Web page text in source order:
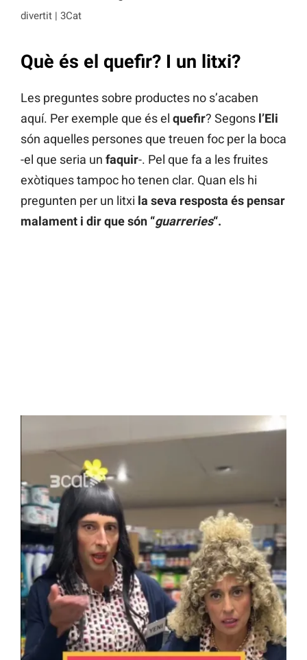
divertit | 3Cat
Què és el quefir? I un litxi?
Les preguntes sobre productes no s’acaben
aquí. Per exemple que és el quefir? Segons l’Eli
són aquelles persones que treuen foc per la boca
-el que seria un faquir-. Pel que fa a les fruites
exòtiques tampoc ho tenen clar. Quan els hi
pregunten per un litxi la seva resposta és pensar
malament i dir que són “guarreries“.